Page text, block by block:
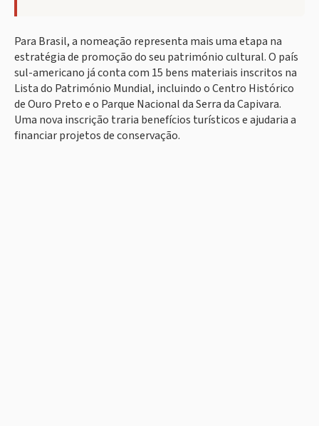
Para Brasil, a nomeação representa mais uma etapa na
estratégia de promoção do seu património cultural. O país
sul-americano já conta com 15 bens materiais inscritos na
Lista do Património Mundial, incluindo o Centro Histórico
de Ouro Preto e o Parque Nacional da Serra da Capivara.
Uma nova inscrição traria benefícios turísticos e ajudaria a
financiar projetos de conservação.